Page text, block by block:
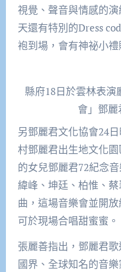
視覺、聲音與情感的
天還有特別的Dress
袍到場，會有神祕小禮
縣府18日於雲林表
會」鄧麗
另鄧麗君文化協會24
村鄧麗君出生地文化
的女兒鄧麗君72紀念
緯峰、坤廷、柏惟、
曲，這場音樂會並開
可於現場合唱甜蜜蜜。
張麗善指出，鄧麗君
國界、全球知名的音